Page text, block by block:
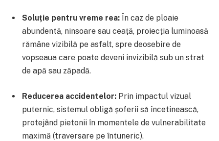
Soluție pentru vreme rea: În caz de ploaie
abundentă, ninsoare sau ceață, proiecția luminoasă
rămâne vizibilă pe asfalt, spre deosebire de
vopseaua care poate deveni invizibilă sub un strat
de apă sau zăpadă.
Reducerea accidentelor: Prin impactul vizual
puternic, sistemul obligă șoferii să încetinească,
protejând pietonii în momentele de vulnerabilitate
maximă (traversare pe întuneric).